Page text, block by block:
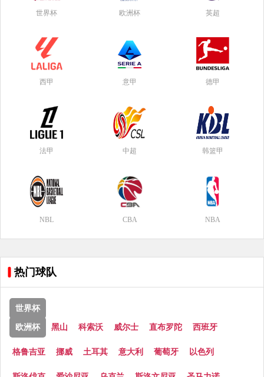
世界杯 欧洲杯 英超
西甲 意甲 德甲
法甲 中超 韩篮甲
NBL CBA NBA
热门球队
世界杯
欧洲杯 黑山 科索沃 威尔士 直布罗陀 西班牙
格鲁吉亚 挪威 土耳其 意大利 葡萄牙 以色列